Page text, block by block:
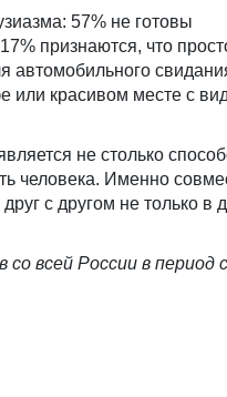
57% не готовы
признаются, что
автомобильного
или красивом месте с
не столько
человека. Именно
с другом не только в
всей России в период